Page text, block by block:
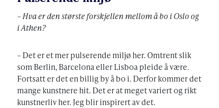
– Hva er den største forskjellen mellom å bo i Oslo og
i Athen?
– Det er et mer pulserende miljø her. Omtrent slik
som Berlin, Barcelona eller Lisboa pleide å være.
Fortsatt er det en billig by å bo i. Derfor kommer det
mange kunstnere hit. Det er at meget variert og rikt
kunstnerliv her. Jeg blir inspirert av det.